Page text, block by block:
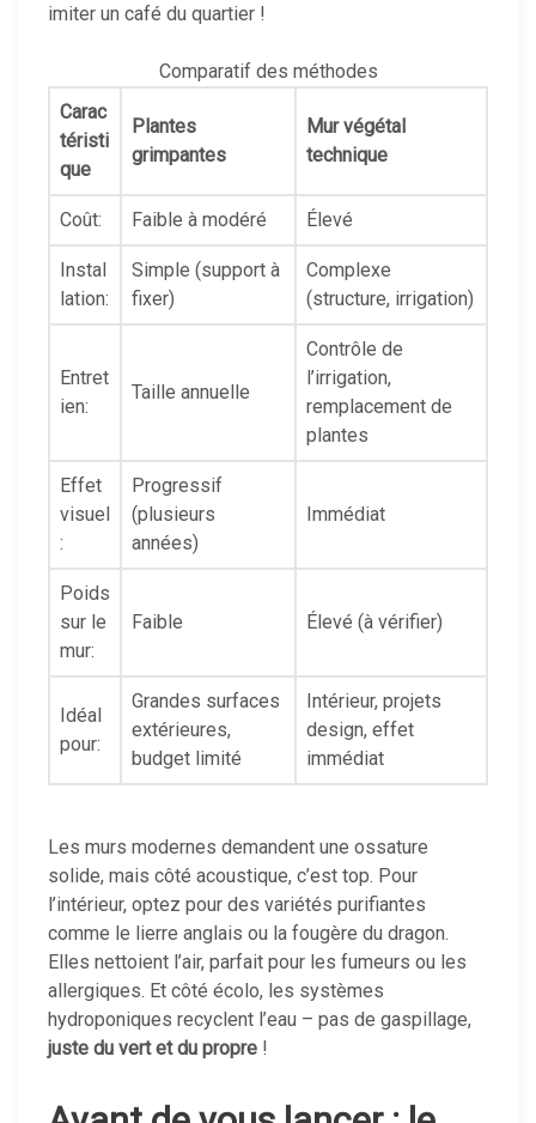
imiter un café du quartier !
Comparatif des méthodes
Carac
téristi
que
Plantes
grimpantes
Mur végétal
technique
Coût: Faible à modéré Élevé
Instal
lation:
Simple (support à
fixer)
Complexe
(structure, irrigation)
Entret
ien:
Taille annuelle
Contrôle de
l’irrigation,
remplacement de
plantes
Effet
visuel
:
Progressif
(plusieurs
années)
Immédiat
Poids
sur le
mur:
Faible Élevé (à vérifier)
Idéal
pour:
Grandes surfaces
extérieures,
budget limité
Intérieur, projets
design, effet
immédiat
Les murs modernes demandent une ossature
solide, mais côté acoustique, c’est top. Pour
l’intérieur, optez pour des variétés purifiantes
comme le lierre anglais ou la fougère du dragon.
Elles nettoient l’air, parfait pour les fumeurs ou les
allergiques. Et côté écolo, les systèmes
hydroponiques recyclent l’eau – pas de gaspillage,
juste du vert et du propre !